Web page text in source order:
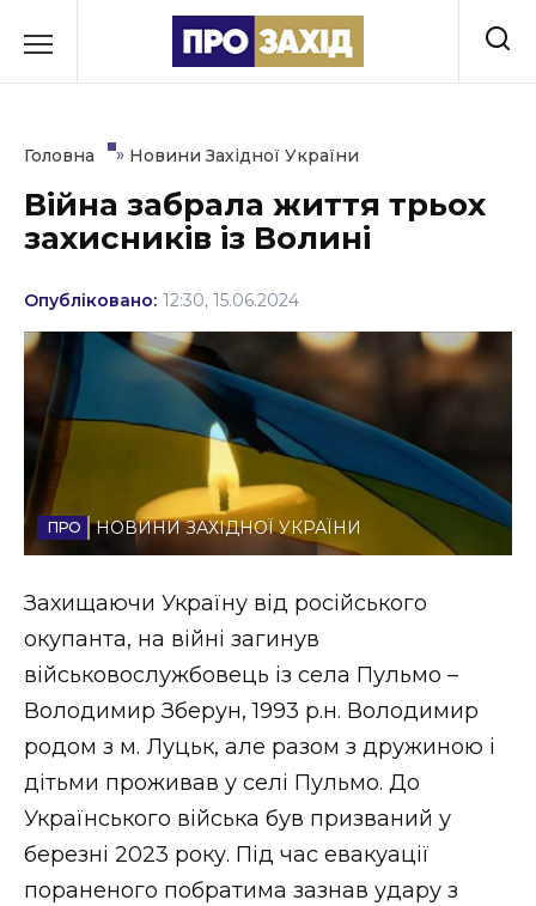
до
Культура
Освіта
Події
Політика
Соціум
Спорт
Стиль життя
Втрачений Ужгород
Втрачений Ужгород (відеоверсія)
ЗАКАРПАТСЬКІ НОВИНИ
НОВИНИ ЗАХІДНОЇ УКРАЇНИ
Головна » Новини Західної України
Війна забрала життя трьох
захисників із Волині
Опубліковано: 12:30, 15.06.2024
НОВИНИ ЗАХІДНОЇ УКРАЇНИ
Захищаючи Україну від російського
окупанта, на війні загинув
військовослужбовець із села Пульмо –
Володимир Зберун, 1993 р.н. Володимир
родом з м. Луцьк, але разом з дружиною і
дітьми проживав у селі Пульмо. До
Українського війська був призваний у
березні 2023 року. Під час евакуації
пораненого побратима зазнав удару з